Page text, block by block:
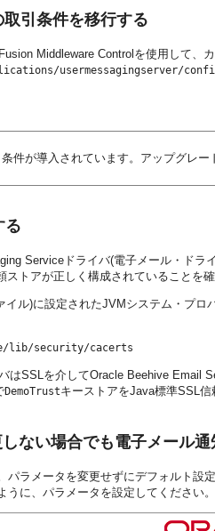
引条件を移行する
Middleware Controlを使用して
usermessagingserver/
件が導入されています。アップグレ
る
Serviceドライバ(電子メール・ドラ
トアが正しく構成されていることを確
イル)に設定されたJVMシステム・プロ
jre/lib/security/cacerts
SSLを介してOracle Beehive
DemoTrustキーストアをJava標準SSL
ない場合でも電子メール通
ラメータを変更せずにデフォルト
に、パラメータを設定してください。